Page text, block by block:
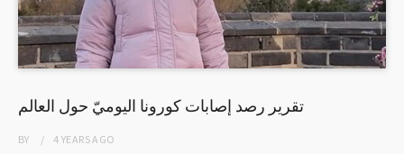
تقرير رصد إصابات كورونا اليوميّ حول العالم
BY 4 YEARSAGO